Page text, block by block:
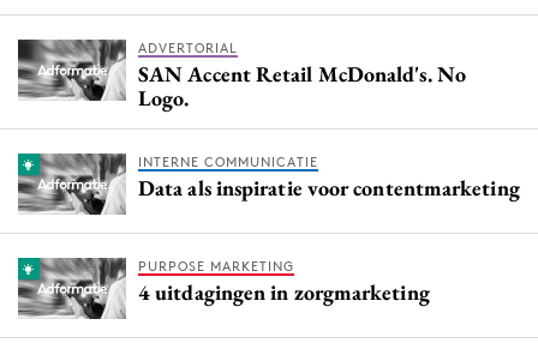
ADVERTORIAL
SAN Accent Retail McDonald's. No
Logo.
INTERNE COMMUNICATIE
Data als inspiratie voor contentmarketing
PURPOSE MARKETING
4 uitdagingen in zorgmarketing